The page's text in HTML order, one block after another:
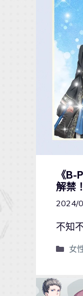
《
解禁！
2024/
不知
女